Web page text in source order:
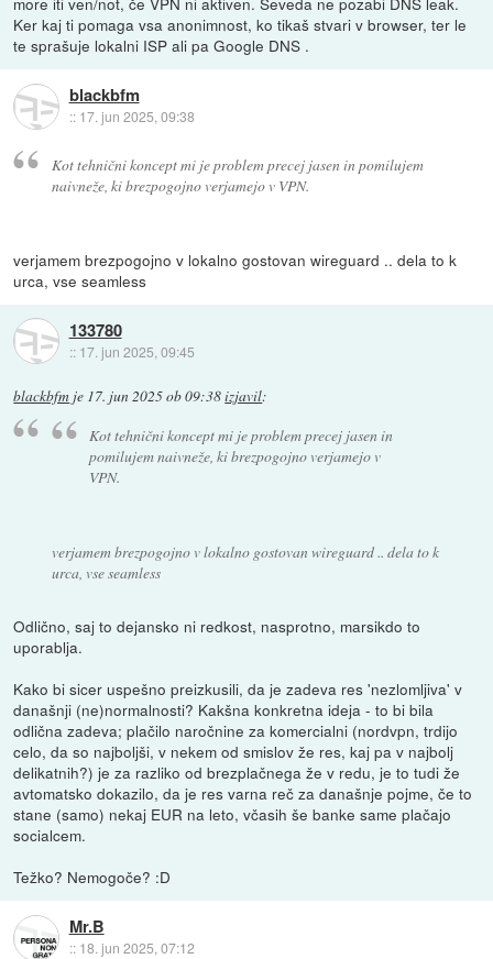
Ker kaj ti pomaga vsa anonimnost, ko tikaš stvari v browser, ter le
te sprašuje lokalni ISP ali pa Google DNS .
blackbfm
:: 17. jun 2025, 09:38
Kot tehnični koncept mi je problem precej jasen in pomilujem
naivneže, ki brezpogojno verjamejo v VPN.
verjamem brezpogojno v lokalno gostovan wireguard .. dela to k
urca, vse seamless
133780
:: 17. jun 2025, 09:45
blackbfm je 17. jun 2025 ob 09:38izjavil:
Kot tehnični koncept mi je problem precej jasen in
pomilujem naivneže, ki brezpogojno verjamejo v
VPN.
verjamem brezpogojno v lokalno gostovan wireguard .. dela to k
urca, vse seamless
Odlično, saj to dejansko ni redkost, nasprotno, marsikdo to
uporablja.
Kako bi sicer uspešno preizkusili, da je zadeva res 'nezlomljiva' v
današnji (ne)normalnosti? Kakšna konkretna ideja - to bi bila
odlična zadeva; plačilo naročnine za komercialni (nordvpn, trdijo
celo, da so najboljši, v nekem od smislov že res, kaj pa v najbolj
delikatnih?) je za razliko od brezplačnega že v redu, je to tudi že
avtomatsko dokazilo, da je res varna reč za današnje pojme, če to
stane (samo) nekaj EUR na leto, včasih še banke same plačajo
socialcem.
Težko? Nemogoče? :D
Mr.B
:: 18. jun 2025, 07:12